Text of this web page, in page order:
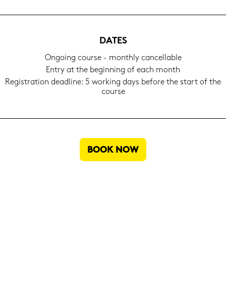
DATES
On­go­ing cour­se - month­ly can­cella­ble
Entry at the be­gin­ning of each month
Re­gis­tra­ti­on dead­line: 5 work­ing days be­fo­re the start of the
cour­se
BOOK NOW